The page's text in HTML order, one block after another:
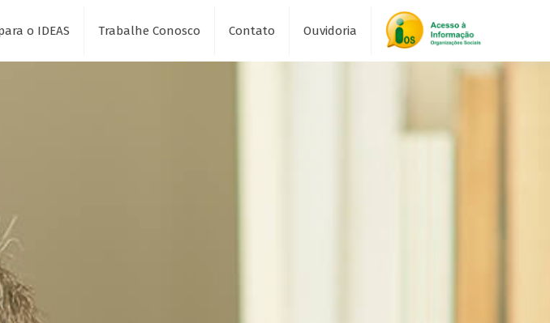
o IDEAS Trabalhe Conosco Contato Ouvidoria